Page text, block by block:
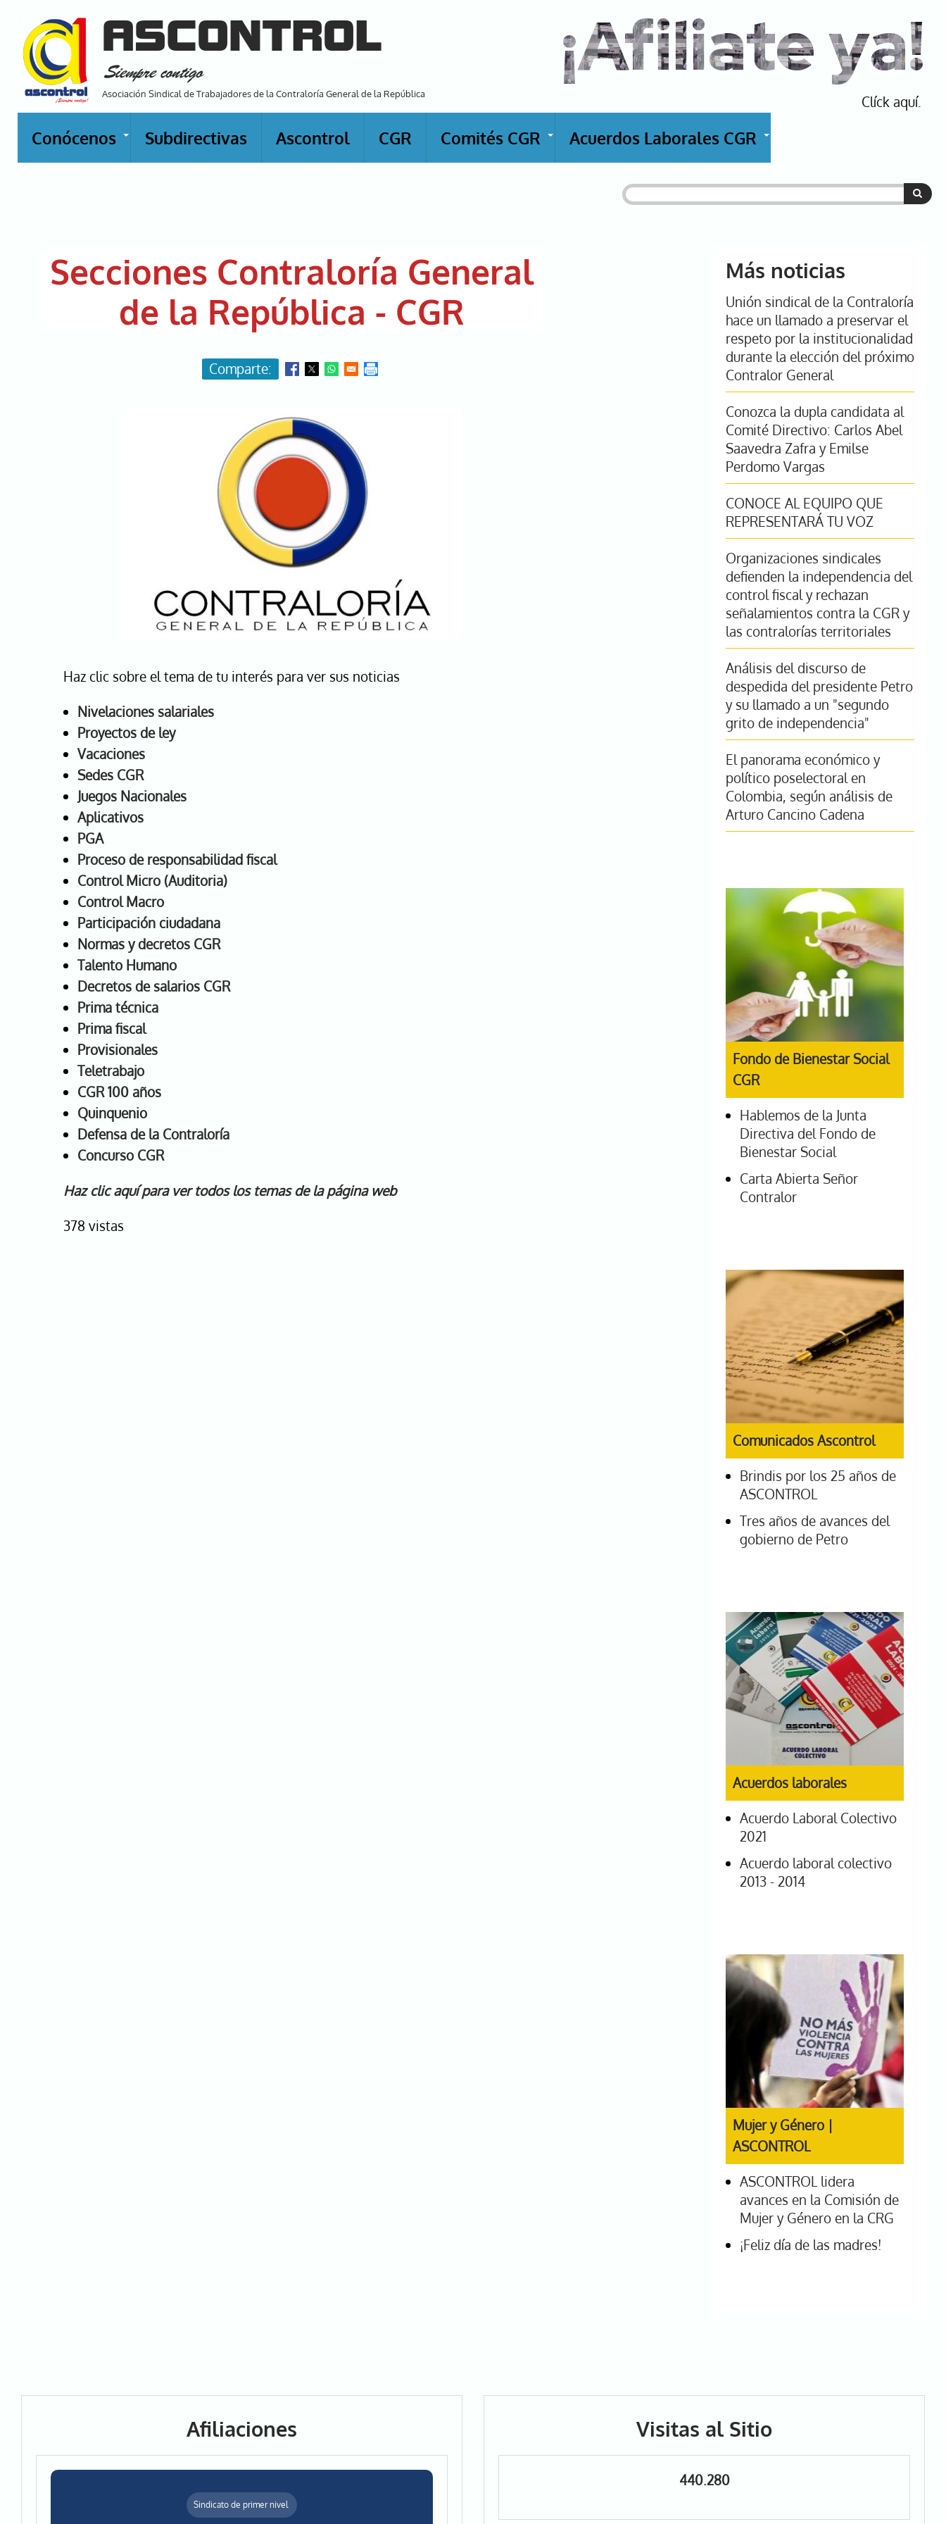
contenido
principal
ASCONTROL
Siempre contigo
Asociación Sindical de Trabajadores de la Contraloría General de la República
¡Afiliate ya!
Clíck aquí.
+
Conócenos Subdirectivas Ascontrol CGR +
Comités CGR +
Acuerdos Laborales CGR
Buscar
Secciones Contraloría General
de la República - CGR
Haz clic sobre el tema de tu interés para ver sus noticias
Nivelaciones salariales
Proyectos de ley
Vacaciones
Sedes CGR
Juegos Nacionales
Aplicativos
PGA
Proceso de responsabilidad fiscal
Control Micro (Auditoria)
Control Macro
Participación ciudadana
Normas y decretos CGR
Talento Humano
Decretos de salarios CGR
Prima técnica
Prima fiscal
Provisionales
Teletrabajo
CGR 100 años
Quinquenio
Defensa de la Contraloría
Concurso CGR
Haz clic aquí para ver todos los temas de la página web
378 vistas
Más noticias
Unión sindical de la Contraloría
hace un llamado a preservar el
respeto por la institucionalidad
durante la elección del próximo
Contralor General
Conozca la dupla candidata al
Comité Directivo: Carlos Abel
Saavedra Zafra y Emilse
Perdomo Vargas
CONOCE AL EQUIPO QUE
REPRESENTARÁ TU VOZ
Organizaciones sindicales
defienden la independencia del
control fiscal y rechazan
señalamientos contra la CGR y
las contralorías territoriales
Análisis del discurso de
despedida del presidente Petro
y su llamado a un "segundo
grito de independencia"
El panorama económico y
político poselectoral en
Colombia, según análisis de
Arturo Cancino Cadena
Fondo de Bienestar Social
CGR
Hablemos de la Junta
Directiva del Fondo de
Bienestar Social
Carta Abierta Señor
Contralor
Comunicados Ascontrol
Brindis por los 25 años de
ASCONTROL
Tres años de avances del
gobierno de Petro
Acuerdos laborales
Acuerdo Laboral Colectivo
2021
Acuerdo laboral colectivo
2013 - 2014
Mujer y Género |
ASCONTROL
ASCONTROL lidera
avances en la Comisión de
Mujer y Género en la CRG
¡Feliz día de las madres!
Afiliaciones
Sindicato de primer nivel
Visitas al Sitio
440.280